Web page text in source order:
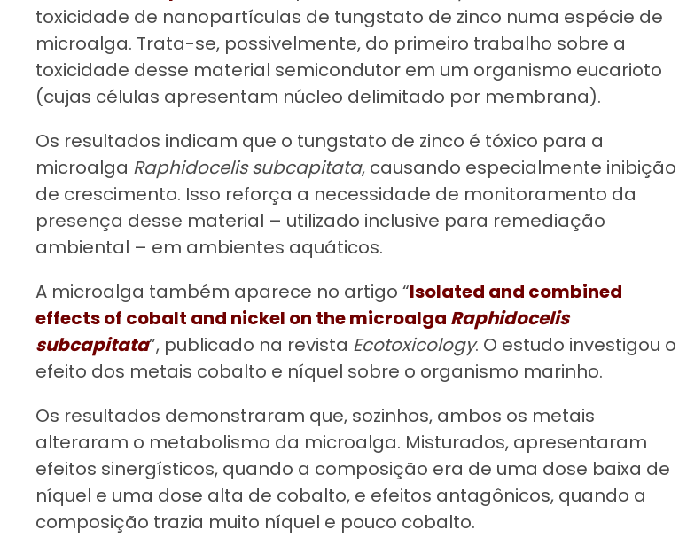
toxicidade de nanopartículas de tungstato de zinco numa espécie de
microalga. Trata-se, possivelmente, do primeiro trabalho sobre a
toxicidade desse material semicondutor em um organismo eucarioto
(cujas células apresentam núcleo delimitado por membrana).
Os resultados indicam que o tungstato de zinco é tóxico para a
microalga Raphidocelis subcapitata, causando especialmente inibição
de crescimento. Isso reforça a necessidade de monitoramento da
presença desse material – utilizado inclusive para remediação
ambiental – em ambientes aquáticos.
A microalga também aparece no artigo “Isolated and combined
effects of cobalt and nickel on the microalga Raphidocelis
subcapitata”, publicado na revista Ecotoxicology. O estudo investigou o
efeito dos metais cobalto e níquel sobre o organismo marinho.
Os resultados demonstraram que, sozinhos, ambos os metais
alteraram o metabolismo da microalga. Misturados, apresentaram
efeitos sinergísticos, quando a composição era de uma dose baixa de
níquel e uma dose alta de cobalto, e efeitos antagônicos, quando a
composição trazia muito níquel e pouco cobalto.